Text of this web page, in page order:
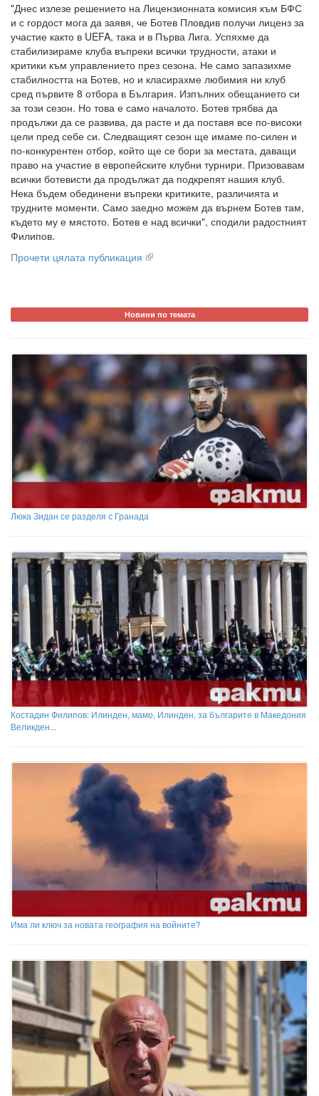
"Днес излезе решението на Лицензионната комисия към БФС
и с гордост мога да заявя, че Ботев Пловдив получи лиценз за
участие както в UEFA, така и в Първа Лига. Успяхме да
стабилизираме клуба въпреки всички трудности, атаки и
критики към управлението през сезона. Не само запазихме
стабилността на Ботев, но и класирахме любимия ни клуб
сред първите 8 отбора в България. Изпълних обещанието си
за този сезон. Но това е само началото. Ботев трябва да
продължи да се развива, да расте и да поставя все по-високи
цели пред себе си. Следващият сезон ще имаме по-силен и
по-конкурентен отбор, който ще се бори за местата, даващи
право на участие в европейските клубни турнири. Призовавам
всички ботевисти да продължат да подкрепят нашия клуб.
Нека бъдем обединени въпреки критиките, различията и
трудните моменти. Само заедно можем да върнем Ботев там,
където му е мястото. Ботев е над всички", сподили радостният
Филипов.
Прочети цялата публикация
Новини по темата
Люка Зидан се разделя с Гранада
Костадин Филипов: Илинден, мамо, Илинден, за българите в Македония
Великден...
Има ли ключ за новата география на войните?